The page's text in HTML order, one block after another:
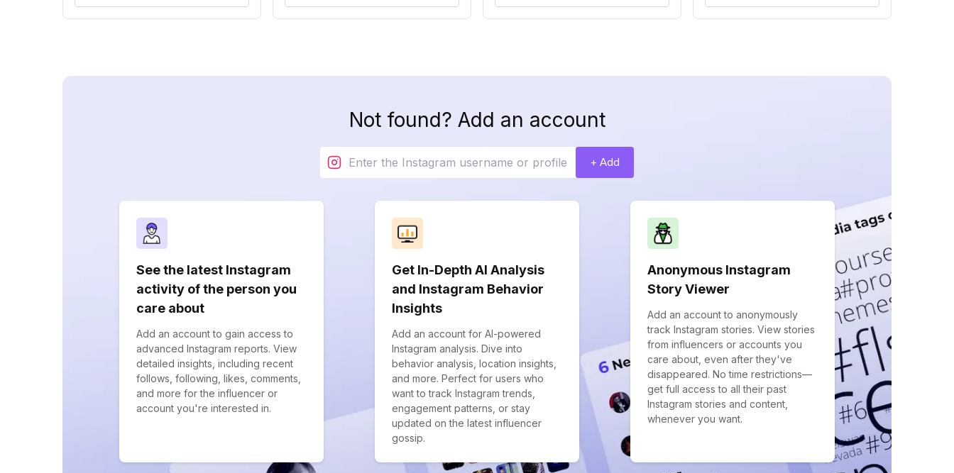
Not found? Add an account
+ Add
See the latest Instagram
activity of the person you
care about
Add an account to gain access to
advanced Instagram reports. View
detailed insights, including recent
follows, following, likes, comments,
and more for the influencer or
account you're interested in.
Get In-Depth AI Analysis
and Instagram Behavior
Insights
Add an account for AI-powered
Instagram analysis. Dive into
behavior analysis, location insights,
and more. Perfect for users who
want to track Instagram trends,
engagement patterns, or stay
updated on the latest influencer
gossip.
Anonymous Instagram
Story Viewer
Add an account to anonymously
track Instagram stories. View stories
from influencers or accounts you
care about, even after they've
disappeared. No time restrictions—
get full access to all their past
Instagram stories and content,
whenever you want.